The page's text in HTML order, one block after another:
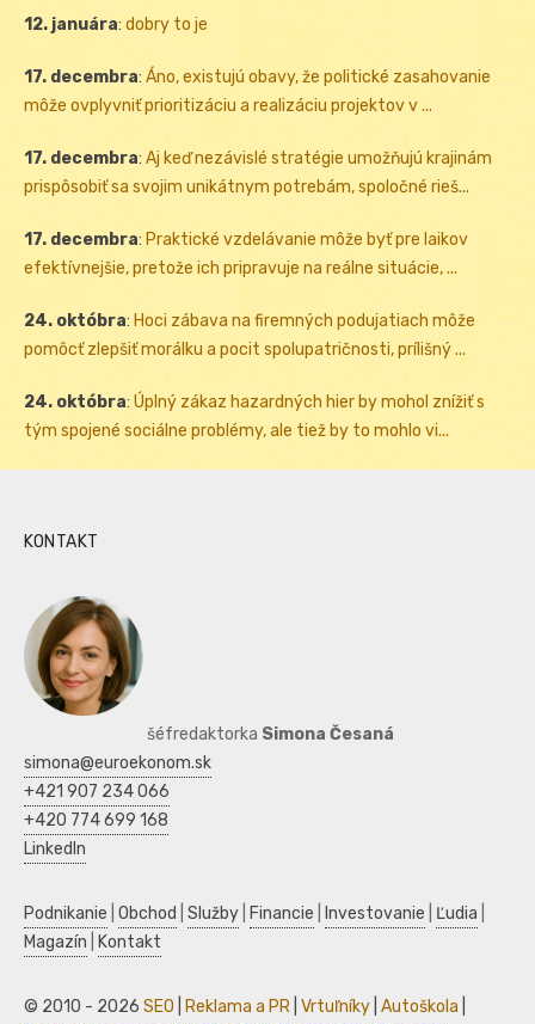
12. januára: dobry to je
17. decembra: Áno, existujú obavy, že politické zasahovanie
môže ovplyvniť prioritizáciu a realizáciu projektov v ...
17. decembra: Aj keď nezávislé stratégie umožňujú krajinám
prispôsobiť sa svojim unikátnym potrebám, spoločné rieš...
17. decembra: Praktické vzdelávanie môže byť pre laikov
efektívnejšie, pretože ich pripravuje na reálne situácie, ...
24. októbra: Hoci zábava na firemných podujatiach môže
pomôcť zlepšiť morálku a pocit spolupatričnosti, prílišný ...
24. októbra: Úplný zákaz hazardných hier by mohol znížiť s
tým spojené sociálne problémy, ale tiež by to mohlo vi...
KONTAKT
šéfredaktorka Simona Česaná
simona@euroekonom.sk
+421 907 234 066
+420 774 699 168
LinkedIn
Podnikanie Obchod Služby Financie Investovanie Ľudia
Magazín
Kontakt
© 2010 - 2026 SEO Reklama a PR Vrtuľníky Autoškola